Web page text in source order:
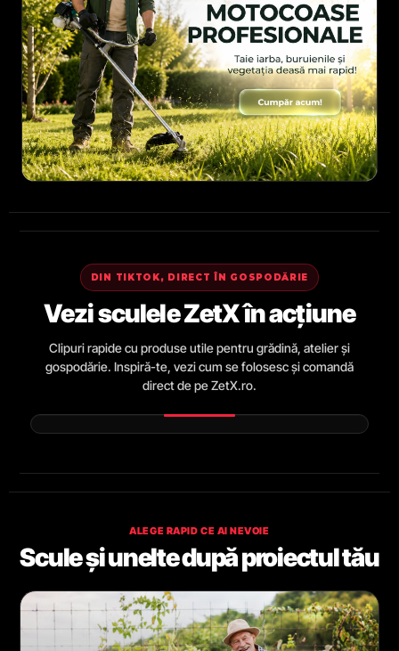
DIN TIKTOK, DIRECT ÎN GOSPODĂRIE
Vezi sculele ZetX în acțiune
Clipuri rapide cu produse utile pentru grădină, atelier și
gospodărie. Inspiră-te, vezi cum se folosesc și comandă
direct de pe ZetX.ro.
ALEGE RAPID CE AI NEVOIE
Scule și unelte după proiectul tău